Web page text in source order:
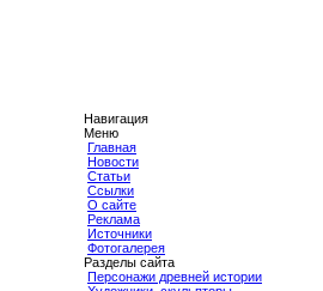
Навигация
Меню
Главная
Новости
Статьи
Ссылки
О сайте
Реклама
Источники
Фотогалерея
Разделы сайта
Персонажи древней истории